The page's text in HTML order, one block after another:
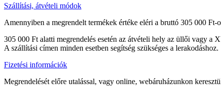
Szállítási, átvételi módok
Amennyiben a megrendelt termékek értéke eléri a bruttó 305 000
305 000 Ft alatti megrendelés esetén az átvételi hely az üllői vagy
A szállítási címen minden esetben segítség szükséges a lerakodáshoz.
Fizetési információk
Megrendelését előre utalással, vagy online, webáruházunkon